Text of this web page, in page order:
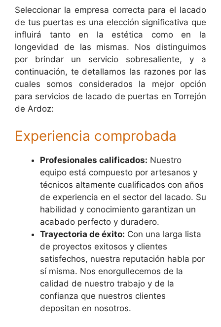
Seleccionar la empresa correcta para el lacado
de tus puertas es una elección significativa que
influirá tanto en la estética como en la
longevidad de las mismas. Nos distinguimos
por brindar un servicio sobresaliente, y a
continuación, te detallamos las razones por las
cuales somos considerados la mejor opción
para servicios de lacado de puertas en Torrejón
de Ardoz:
Experiencia comprobada
Profesionales calificados: Nuestro
equipo está compuesto por artesanos y
técnicos altamente cualificados con años
de experiencia en el sector del lacado. Su
habilidad y conocimiento garantizan un
acabado perfecto y duradero.
Trayectoria de éxito: Con una larga lista
de proyectos exitosos y clientes
satisfechos, nuestra reputación habla por
sí misma. Nos enorgullecemos de la
calidad de nuestro trabajo y de la
confianza que nuestros clientes
depositan en nosotros.